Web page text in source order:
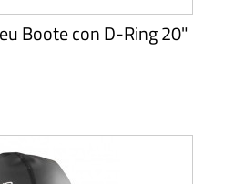
Boote con D-Ring 20"